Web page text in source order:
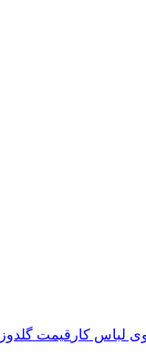
لباس کار قیمت